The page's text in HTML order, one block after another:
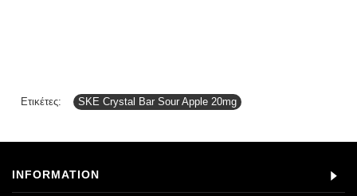
Ετικέτες: SKE Crystal Bar Sour Apple 20mg
INFORMATION